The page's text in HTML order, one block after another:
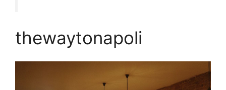
thewaytonapoli